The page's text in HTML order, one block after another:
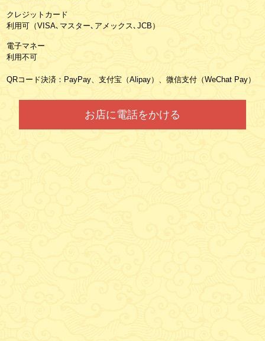
クレジットカード
利用可（VISA､マスター､アメックス､JCB）
電子マネー
利用不可
QRコード決済：PayPay、支付宝（Alipay）、微信支付（WeChat Pay）
お店に電話をかける